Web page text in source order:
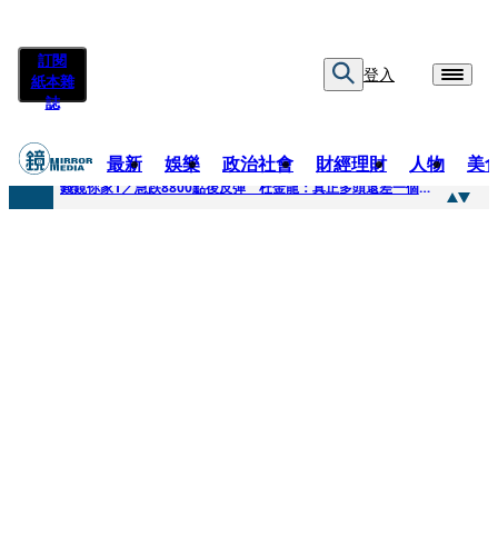
訂閱
紙本雜
誌
登入
最新 娛樂 政治社會 財經理財 人物 美
快訊
錢鏡你家1／急跌8800點後反彈 杜金龍：真正多頭還差一個訊號